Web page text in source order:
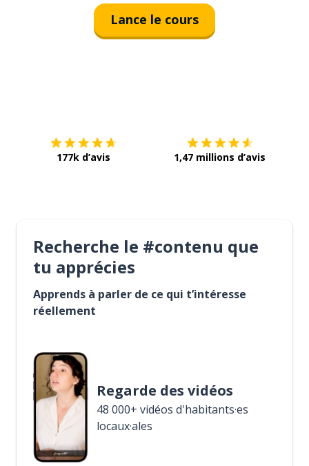
Lance le cours
177k d’avis 1,47 millions d’avis
Recherche le #contenu que
tu apprécies
Apprends à parler de ce qui t’intéresse
réellement
Regarde des vidéos
48 000+ vidéos d'habitants·es
locaux·ales